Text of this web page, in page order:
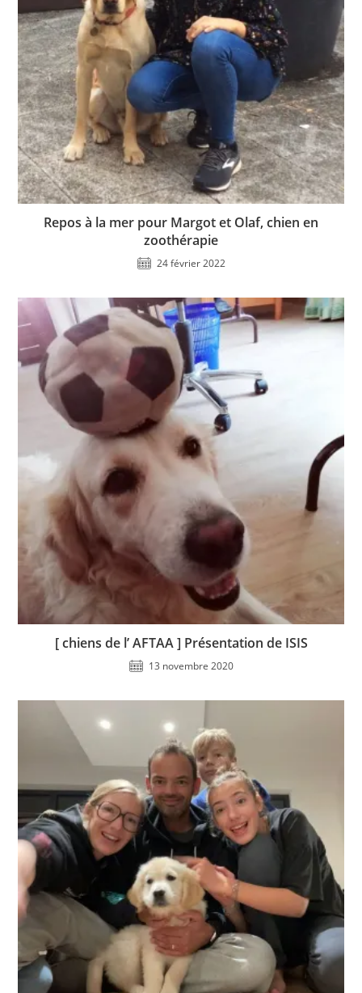
Repos à la mer pour Margot et Olaf, chien en
zoothérapie
24 février 2022
[ chiens de l’ AFTAA ] Présentation de ISIS
13 novembre 2020